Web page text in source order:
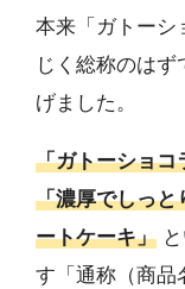
本来「ガトーシ
じく総称のは
げました。
「ガトーショコ
「濃厚でしっと
ートケーキ」
す「通称（商品